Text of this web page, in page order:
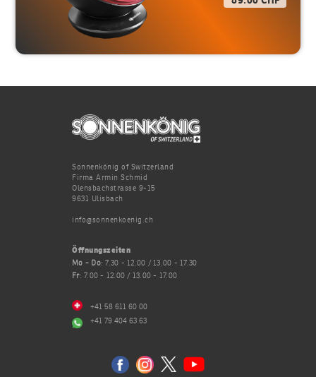
Sonnenkönig of Switzerland
Firma Armin Schmid
Olensbachstrasse 9-15
9631 Ulisbach
info@sonnenkoenig.ch
Öffnungszeiten
Mo - Do: 7.30 - 12.00 / 13.00 - 17.30
Fr: 7.00 - 12.00 / 13.00 - 17.00
+41 58 611 60 00
+41 79 404 63 63